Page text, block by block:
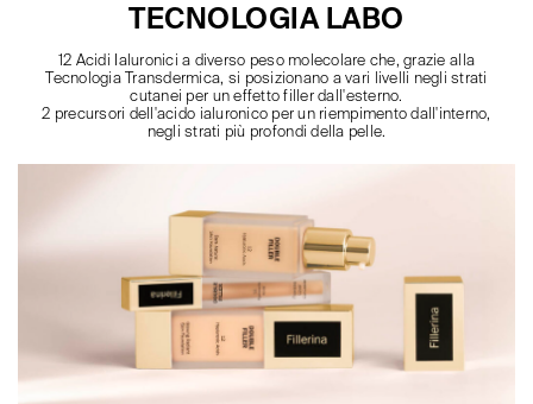
TECNOLOGIA LABO
12 Acidi Ialuronici a diverso peso molecolare che, grazie alla
Tecnologia Transdermica, si posizionano a vari livelli negli strati
cutanei per un effetto filler dall'esterno.
2 precursori dell'acido ialuronico per un riempimento dall'interno,
negli strati più profondi della pelle.